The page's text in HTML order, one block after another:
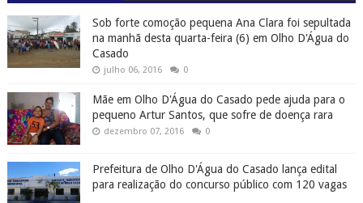
Sob forte comoção pequena Ana Clara foi sepultada
na manhã desta quarta-feira (6) em Olho D'Água do
Casado
julho 06, 2016 0
Mãe em Olho D'Água do Casado pede ajuda para o
pequeno Artur Santos, que sofre de doença rara
dezembro 07, 2016 0
Prefeitura de Olho D'Água do Casado lança edital
para realização do concurso público com 120 vagas